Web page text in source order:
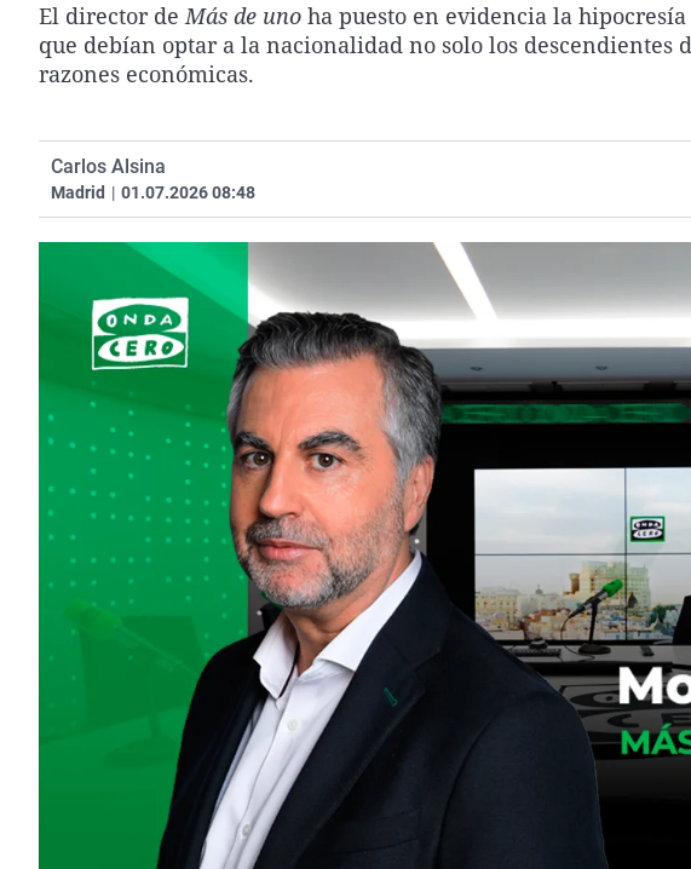
El director deMás de uno ha puesto en evidencia la
que debían optar a la nacionalidad no solo los
razones económicas.
Carlos Alsina
Madrid | 01.07.2026 08:48